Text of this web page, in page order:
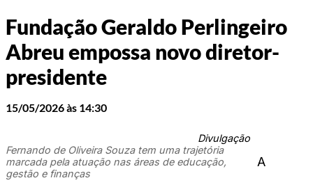
Fundação Geraldo Perlingeiro
Abreu empossa novo diretor-
presidente
15/05/2026 às 14:30
Divulgação
Fernando de Oliveira Souza tem uma trajetória
marcada pela atuação nas áreas de educação,
gestão e finanças
A